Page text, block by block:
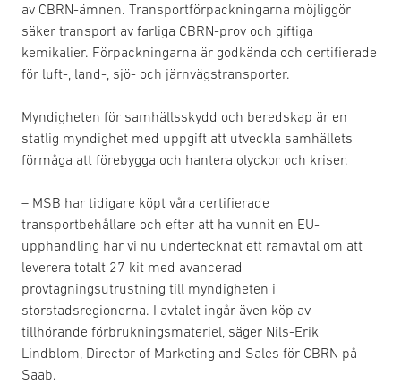
av CBRN-ämnen. Transportförpackningarna möjliggör
säker transport av farliga CBRN-prov och giftiga
kemikalier. Förpackningarna är godkända och certifierade
för luft-, land-, sjö- och järnvägstransporter.
Myndigheten för samhällsskydd och beredskap är en
statlig myndighet med uppgift att utveckla samhällets
förmåga att förebygga och hantera olyckor och kriser.
– MSB har tidigare köpt våra certifierade
transportbehållare och efter att ha vunnit en EU-
upphandling har vi nu undertecknat ett ramavtal om att
leverera totalt 27 kit med avancerad
provtagningsutrustning till myndigheten i
storstadsregionerna. I avtalet ingår även köp av
tillhörande förbrukningsmateriel, säger Nils-Erik
Lindblom, Director of Marketing and Sales för CBRN på
Saab.